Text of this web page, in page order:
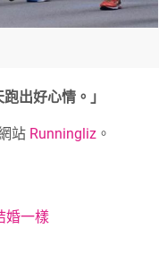
跑出好心情。」
站 Runningliz 。
婚一樣